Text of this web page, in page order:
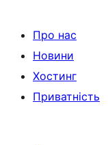
Про нас
Новини
Хостинг
Приватність